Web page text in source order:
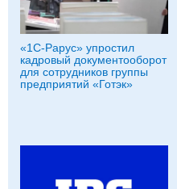
«1С‑Рарус» упростил
кадровый документооборот
для сотрудников группы
предприятий «Готэк»